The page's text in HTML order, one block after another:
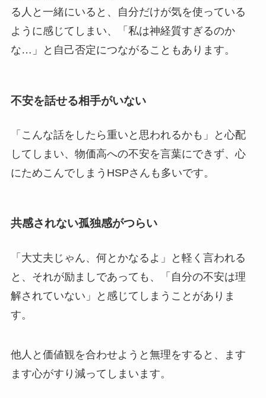
る人と一緒にいると、自分だけが気を使っている
ように感じてしまい、「私は神経質すぎるのか
な…」と自己否定につながることもあります。
不安を話せる相手がいない
「こんな話をしたら重いと思われるかも」と心配
してしまい、物価高への不安を言葉にできず、心
にためこんでしまうHSPさんも多いです。
共感されない孤独感がつらい
「大丈夫じゃん、何とかなるよ」と軽く言われる
と、それが励ましであっても、「自分の不安は理
解されていない」と感じてしまうことがありま
す。
他人と価値観を合わせようと無理をすると、ます
ます心がすり減ってしまいます。